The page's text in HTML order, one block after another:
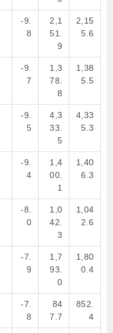
-9.
8
2,1
51.
9
2,15
5.6
-9.
7
1,3
78.
8
1,38
5.5
-9.
5
4,3
33.
5
4,33
5.3
-9.
4
1,4
00.
1
1,40
6.3
-8.
0
1,0
42.
3
1,04
2.6
-7.
9
1,7
93.
0
1,80
0.4
-7.
8
84
7.7
852.
4